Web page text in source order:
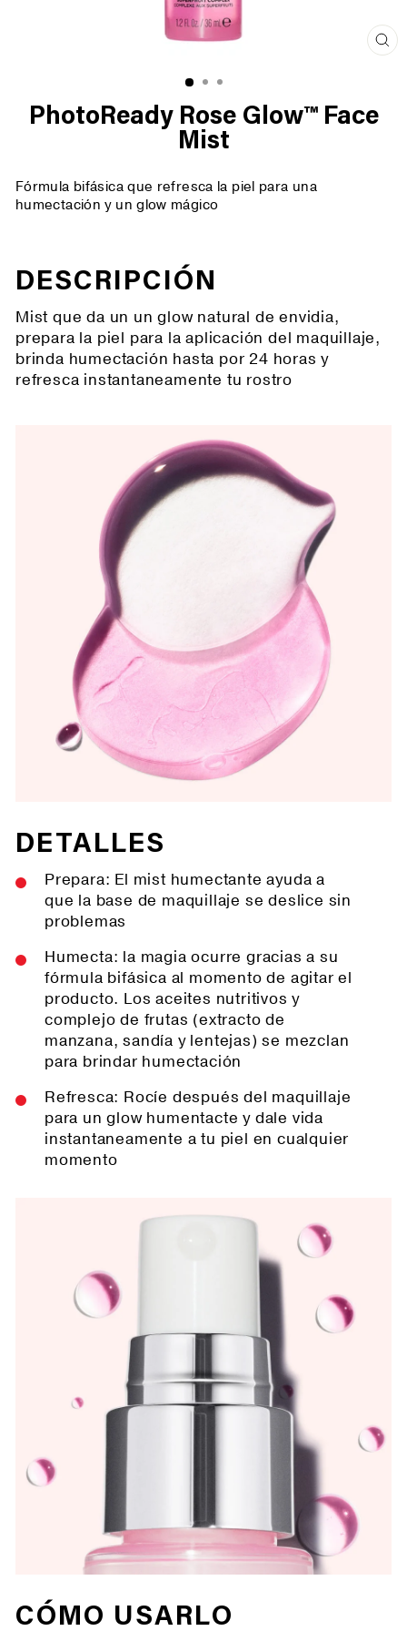
PhotoReady Rose Glow™ Face
Mist
Fórmula bifásica que refresca la piel para una
humectación y un glow mágico
DESCRIPCIÓN
Mist que da un un glow natural de envidia,
prepara la piel para la aplicación del maquillaje,
brinda humectación hasta por 24 horas y
refresca instantaneamente tu rostro
DETALLES
Prepara: El mist humectante ayuda a
que la base de maquillaje se deslice sin
problemas
Humecta: la magia ocurre gracias a su
fórmula bifásica al momento de agitar el
producto. Los aceites nutritivos y
complejo de frutas (extracto de
manzana, sandía y lentejas) se mezclan
para brindar humectación
Refresca: Rocíe después del maquillaje
para un glow humentacte y dale vida
instantaneamente a tu piel en cualquier
momento
CÓMO USARLO